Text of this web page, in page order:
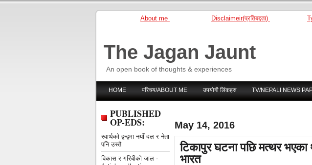
About me Disclaimeir(प्रतिबद्दता)
The Jagan Jaunt
An open book of thoughts & experiences
HOME परिचय/ABOUT ME उपयोगी लिंकहरु TV/NEPALI NEWS
PUBLISHED
OP-EDS:
स्वार्थको द्वन्द्वमा नयाँ दल र नेता
पनि उस्तै
विकास र गरिबीको जाल -
May 14, 2016
टिकापुर घटना पछि मत्थर
भारत